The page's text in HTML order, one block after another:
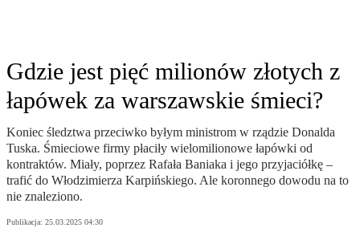
Gdzie jest pięć milionów złotych z
łapówek za warszawskie śmieci?
Koniec śledztwa przeciwko byłym ministrom w rządzie Donalda
Tuska. Śmieciowe firmy płaciły wielomilionowe łapówki od
kontraktów. Miały, poprzez Rafała Baniaka i jego przyjaciółkę –
trafić do Włodzimierza Karpińskiego. Ale koronnego dowodu na to
nie znaleziono.
Publikacja: 25.03.2025 04:30